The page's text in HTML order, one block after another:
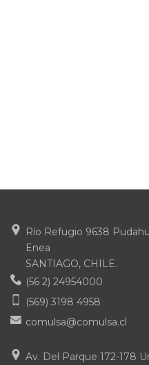
Río Refugio 9638
Enea
SANTIAGO, CHILE.
(56 2) 24954000
(569) 3198 4958
comulsa@comulsa.cl
Av. Del Parque 172-178